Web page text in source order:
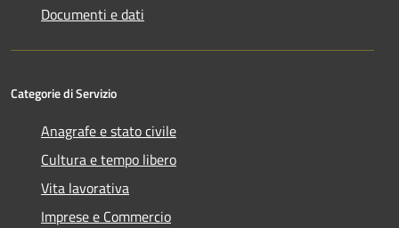
Documenti e dati
Categorie di Servizio
Anagrafe e stato civile
Cultura e tempo libero
Vita lavorativa
Imprese e Commercio